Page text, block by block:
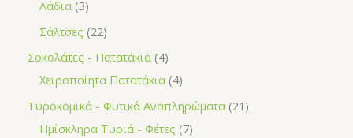
Λάδια 3
Σάλτσες 22
Σοκολάτες - Πατατάκια 4
Χειροποίητα Πατατάκια 4
Τυροκομικά - Φυτικά Αναπληρώματα 21
Ημίσκληρα Τυριά - Φέτες 7